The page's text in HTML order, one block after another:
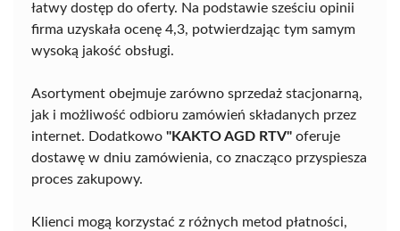
łatwy dostęp do oferty. Na podstawie sześciu opinii
firma uzyskała ocenę 4,3, potwierdzając tym samym
wysoką jakość obsługi.
Asortyment obejmuje zarówno sprzedaż stacjonarną,
jak i możliwość odbioru zamówień składanych przez
internet. Dodatkowo "KAKTO AGD RTV" oferuje
dostawę w dniu zamówienia, co znacząco przyspiesza
proces zakupowy.
Klienci mogą korzystać z różnych metod płatności,